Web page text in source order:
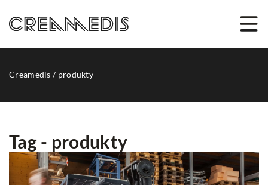
Creamedis / produkty
Tag - produkty